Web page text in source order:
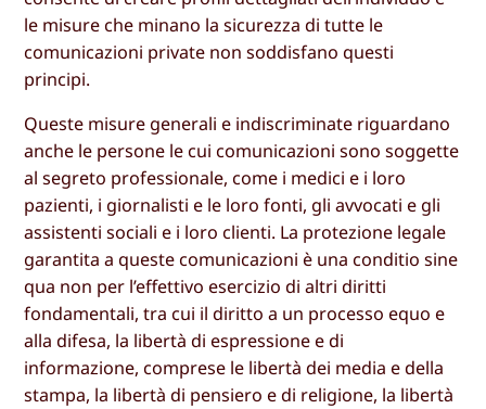
le misure che minano la sicurezza di tutte le
comunicazioni private non soddisfano questi
principi.
Queste misure generali e indiscriminate riguardano
anche le persone le cui comunicazioni sono soggette
al segreto professionale, come i medici e i loro
pazienti, i giornalisti e le loro fonti, gli avvocati e gli
assistenti sociali e i loro clienti. La protezione legale
garantita a queste comunicazioni è una conditio sine
qua non per l’effettivo esercizio di altri diritti
fondamentali, tra cui il diritto a un processo equo e
alla difesa, la libertà di espressione e di
informazione, comprese le libertà dei media e della
stampa, la libertà di pensiero e di religione, la libertà